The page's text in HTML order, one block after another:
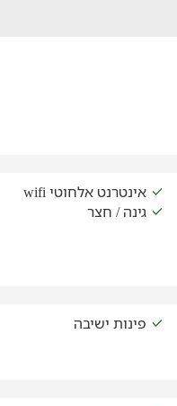
אינטרנט אלחוטי wifi
גינה / חצר
פינות ישיבה